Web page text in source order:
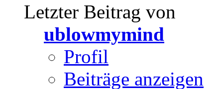
Letzter Beitrag von
ublowmymind
Profil
Beiträge anzeigen